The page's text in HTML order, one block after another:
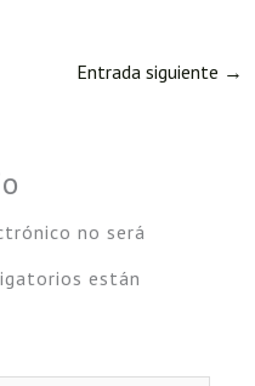
Entrada siguiente →
no será
están